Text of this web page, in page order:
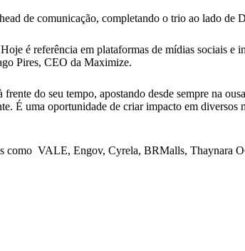
de comunicação, completando o trio ao lado de
é referência em plataformas de mídias sociais e
Pires, CEO da Maximize.
do seu tempo, apostando desde sempre na
É uma oportunidade de criar impacto em diversos
como VALE, Engov, Cyrela, BRMalls, Thaynara